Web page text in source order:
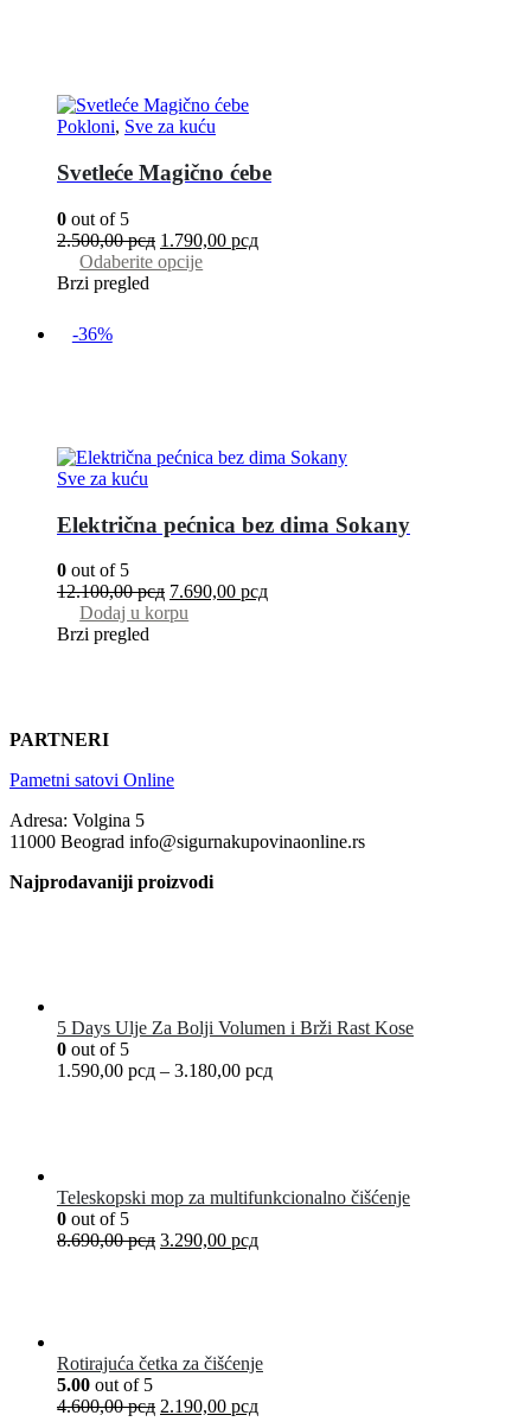
Pokloni, Sve za kuću
Svetleće Magično ćebe
0 out of 5
2.500,00рсд 1.790,00 рсд
Odaberite opcije
Brzi pregled
-36%
Sve za kuću
Električna pećnica bez dima Sokany
0 out of 5
12.100,00рсд 7.690,00 рсд
Dodaj u korpu
Brzi pregled
PARTNERI
Pametni satovi Online
Adresa: Volgina 5
11000 Beograd info@sigurnakupovinaonline.rs
Najprodavaniji proizvodi
5 Days Ulje Za Bolji Volumen i Brži Rast Kose
0 out of 5
1.590,00 рсд – 3.180,00 рсд
Teleskopski mop za multifunkcionalno čišćenje
0 out of 5
8.690,00рсд 3.290,00 рсд
Rotirajuća četka za čišćenje
5.00 out of 5
4.600,00рсд 2.190,00 рсд